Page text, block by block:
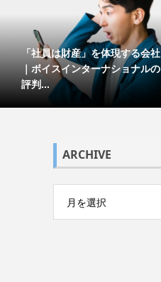
「社員は財産」を体現する会社
｜ボイスインターナショナルの
評判...
ARCHIVE
月を選択